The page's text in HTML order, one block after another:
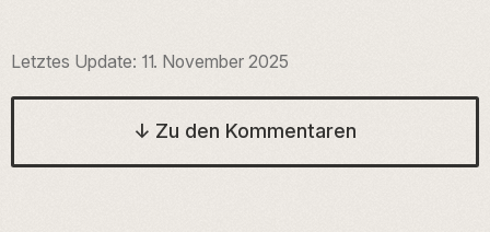
Letztes Update: 11. November 2025
↓ Zu den Kommentaren